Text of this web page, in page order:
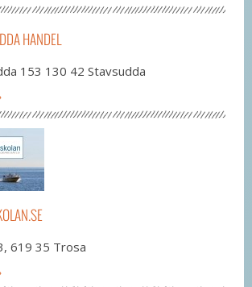
HANDEL
153 130 42 Stavsudda
619 35 Trosa